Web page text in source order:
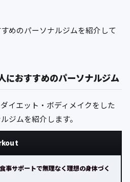
めのパーソナルジムを紹介して
におすすめのパーソナルジム
イエット・ボディメイクをした
ジムを紹介します。
事サポートで無理なく理想の身体づく